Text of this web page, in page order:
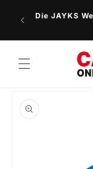
Inhalt
Die JAYKS